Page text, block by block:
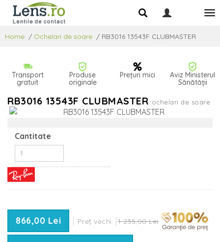
Home / Ochelari de soare / RB3016 13543F CLUBMASTER
Transport
gratuit
Produse
originale
Prețuri mici
Aviz Ministerul
Sănătății
RB3016 13543F CLUBMASTER ochelari de soare
Cantitate
866,00 Lei Preț vechi: 1 235,00 Lei